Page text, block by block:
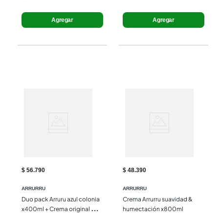
Agregar Agregar
$ 56.790
ARRURRU
Duo pack Arruru azul colonia
x400ml + Crema original
$ 48.390
ARRURRU
Crema Arrurru suavidad &
humectación x800ml